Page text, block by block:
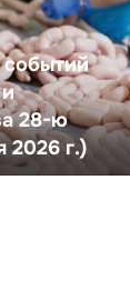
28-ю
2026 г.)